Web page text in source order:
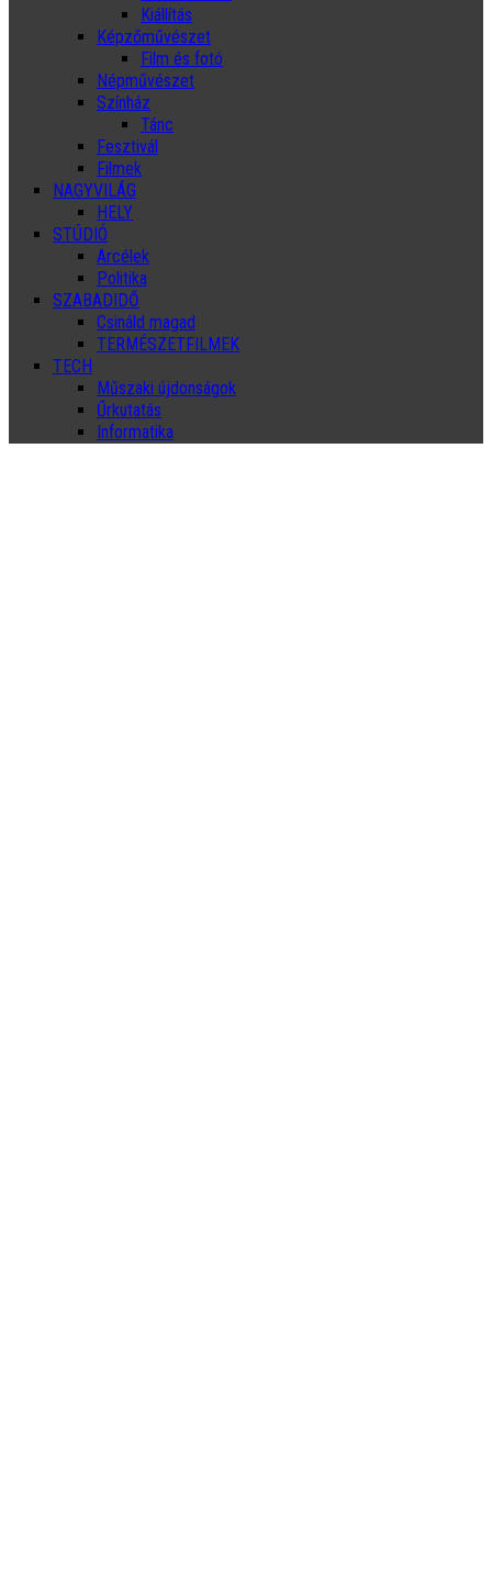
Kiállítás
Képzőművészet
Film és fotó
Népművészet
Színház
Tánc
Fesztivál
Filmek
NAGYVILÁG
HELY
STÚDIÓ
Arcélek
Politika
SZABADIDŐ
Csináld magad
TERMÉSZETFILMEK
TECH
Műszaki újdonságok
Űrkutatás
Informatika